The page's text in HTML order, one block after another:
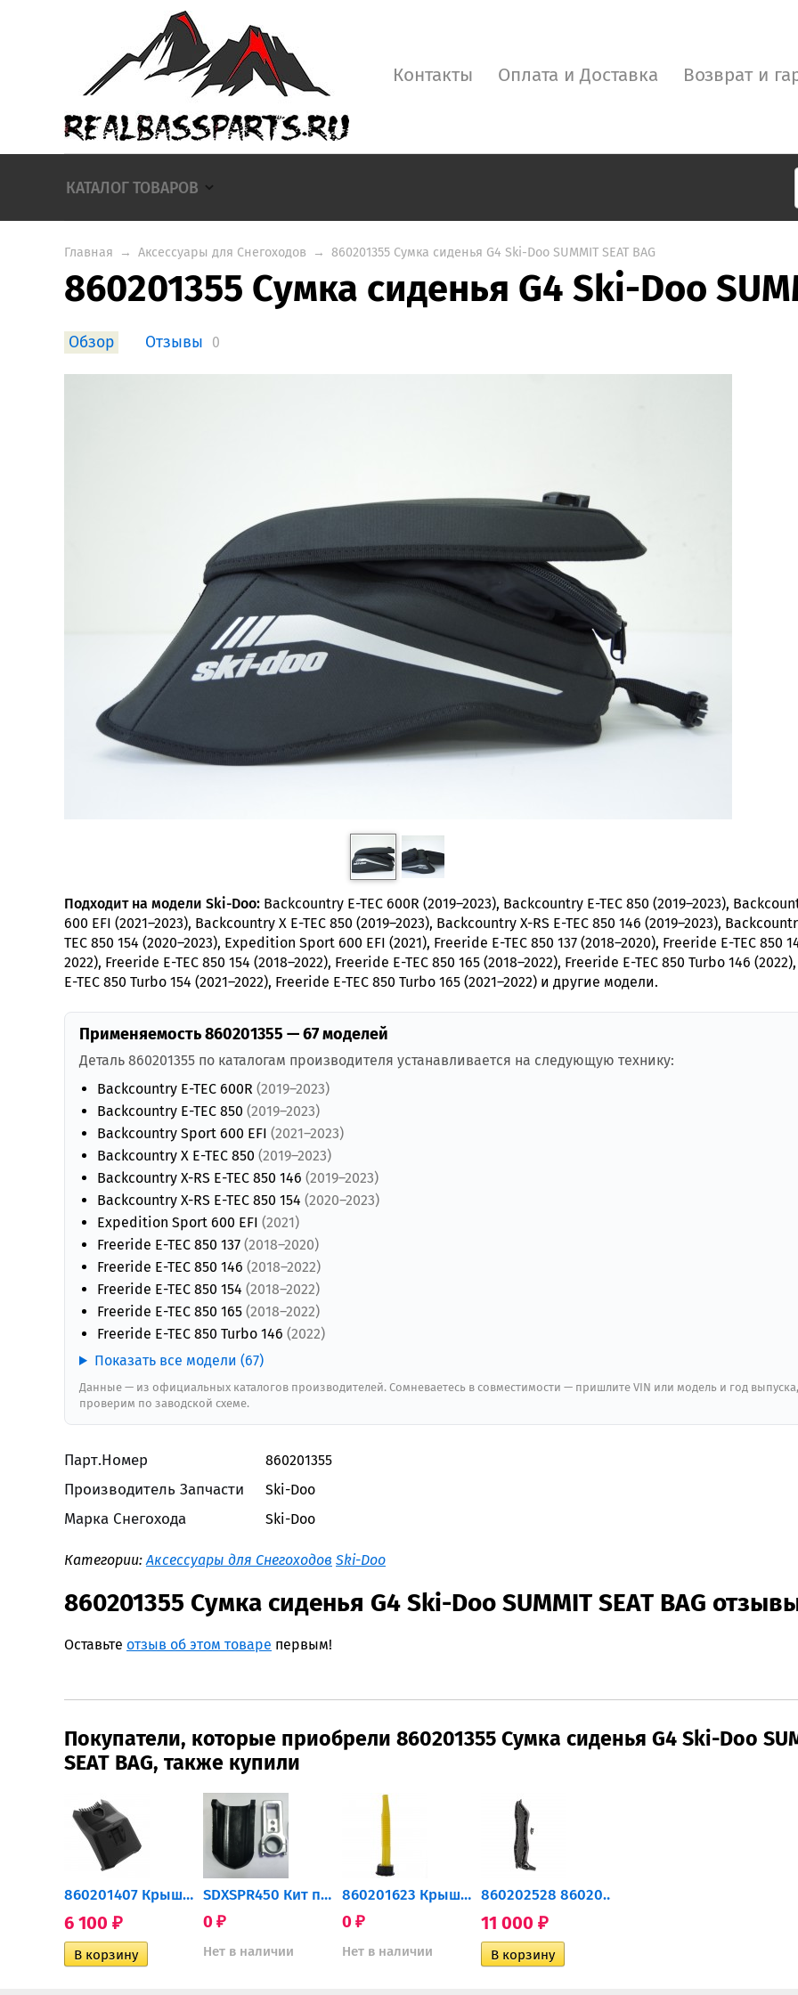
Контакты Оплата и Доставка Возврат и
КАТАЛОГ ТОВАРОВ
Главная → Аксессуары для Снегоходов → 860201355 Cумка сиденья G4 Ski-Doo SUMMIT SEAT BAG
860201355 Cумка сиденья G4 Ski-Doo
Обзор Отзывы 0
Подходит на модели Ski-Doo: Backcountry E-TEC 600R (2019–2023), Backcountry E-TEC 850 (2019–2023),
600 EFI (2021–2023), Backcountry X E-TEC 850 (2019–2023), Backcountry X-RS E-TEC 850 146 (2019–2023),
TEC 850 154 (2020–2023), Expedition Sport 600 EFI (2021), Freeride E-TEC 850 137 (2018–2020), Freeride E-TEC 850
2022), Freeride E-TEC 850 154 (2018–2022), Freeride E-TEC 850 165 (2018–2022), Freeride E-TEC 850 Turbo 146
E-TEC 850 Turbo 154 (2021–2022), Freeride E-TEC 850 Turbo 165 (2021–2022) и другие модели.
Применяемость 860201355 — 67 моделей
Деталь 860201355 по каталогам производителя устанавливается на следующую технику:
Backcountry E-TEC 600R (2019–2023)
Backcountry E-TEC 850 (2019–2023)
Backcountry Sport 600 EFI (2021–2023)
Backcountry X E-TEC 850 (2019–2023)
Backcountry X-RS E-TEC 850 146 (2019–2023)
Backcountry X-RS E-TEC 850 154 (2020–2023)
Expedition Sport 600 EFI (2021)
Freeride E-TEC 850 137 (2018–2020)
Freeride E-TEC 850 146 (2018–2022)
Freeride E-TEC 850 154 (2018–2022)
Freeride E-TEC 850 165 (2018–2022)
Freeride E-TEC 850 Turbo 146 (2022)
Показать все модели (67)
Данные — из официальных каталогов производителей. Сомневаетесь в совместимости — пришлите VIN или модель и год выпуска,
проверим по заводской схеме.
Парт.Номер 860201355
Производитель Запчасти Ski-Doo
Марка Снегохода Ski-Doo
Категории:Аксессуары для Снегоходов Ski-Doo
860201355 Cумка сиденья G4 Ski-Doo SUMMIT SEAT BAG
Оставьте отзыв об этом товаре первым!
Покупатели, которые приобрели 860201355 Cумка сиденья G4 Ski-Doo
SEAT BAG, также купили
860201407 Крышка аккумулятора
6 100 ₽
SDXSPR450 Кит переноса руля...
0 ₽
Нет в наличии
860201623 Крышка канистры...
0 ₽
Нет в наличии
860202528 860201514...
11 000 ₽